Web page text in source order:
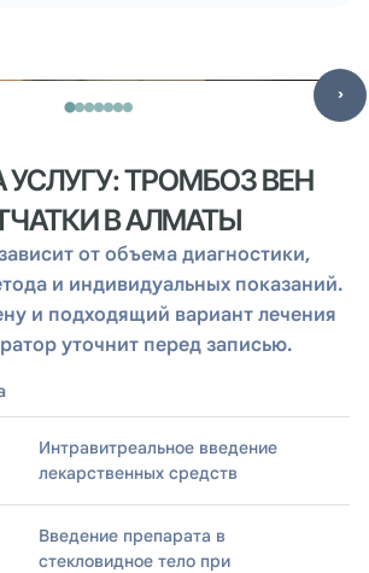
›
ТРОМБОЗ ВЕН
В АЛМАТЫ
от объема диагностики,
и индивидуальных показаний.
и подходящий вариант лечения
уточнит перед записью.
Интравитреальное введение
лекарственных средств
Введение препарата в
стекловидное тело при